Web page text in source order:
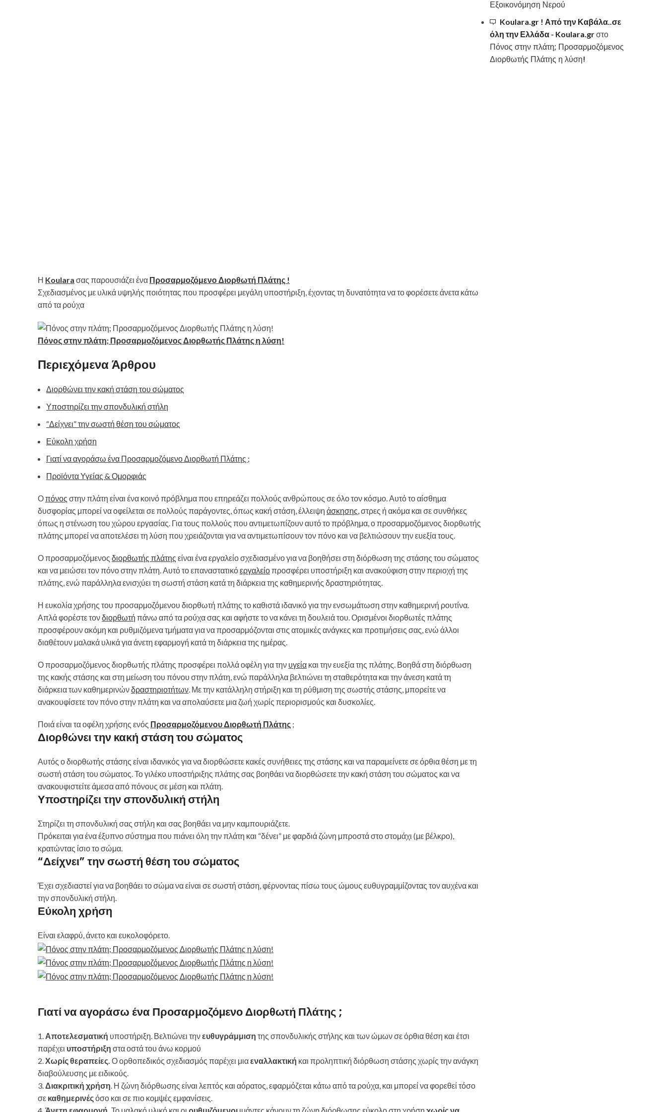
Η Koulara σας παρουσιάζει ένα Προσαρμοζόμενο Διορθωτή Πλάτης !
Σχεδιασμένος με υλικά υψηλής ποιότητας που προσφέρει μεγάλη υποστήριξη, έχοντας τη δυνατότητα να το φορέσετε άνετα κάτω
από τα ρούχα
Πόνος στην πλάτη; Προσαρμοζόμενος Διορθωτής Πλάτης η λύση!
Περιεχόμενα Άρθρου
Διορθώνει την κακή στάση του σώματος
Υποστηρίζει την σπονδυλική στήλη
“Δείχνει” την σωστή θέση του σώματος
Εύκολη χρήση
Γιατί να αγοράσω ένα Προσαρμοζόμενο Διορθωτή Πλάτης ;
Προϊόντα Υγείας & Ομορφιάς
Οπόνος στην πλάτη είναι ένα κοινό πρόβλημα που επηρεάζει πολλούς ανθρώπους σε όλο τον κόσμο. Αυτό το αίσθημα
δυσφορίας μπορεί να οφείλεται σε πολλούς παράγοντες, όπως κακή στάση, έλλειψη άσκησης, στρες ή ακόμα και σε συνθήκες
όπως η στένωση του χώρου εργασίας. Για τους πολλούς που αντιμετωπίζουν αυτό το πρόβλημα, ο προσαρμοζόμενος διορθωτής
πλάτης μπορεί να αποτελέσει τη λύση που χρειάζονται για να αντιμετωπίσουν τον πόνο και να βελτιώσουν την ευεξία τους.
Ο προσαρμοζόμενος διορθωτής πλάτης είναι ένα εργαλείο σχεδιασμένο για να βοηθήσει στη διόρθωση της στάσης του σώματος
και να μειώσει τον πόνο στην πλάτη. Αυτό το επαναστατικόεργαλείοπροσφέρει υποστήριξη και ανακούφιση στην περιοχή της
πλάτης, ενώ παράλληλα ενισχύει τη σωστή στάση κατά τη διάρκεια της καθημερινής δραστηριότητας.
Η ευκολία χρήσης του προσαρμοζόμενου διορθωτή πλάτης το καθιστά ιδανικό για την ενσωμάτωση στην καθημερινή ρουτίνα.
Απλά φορέστε τονδιορθωτή πάνω από τα ρούχα σας και αφήστε το να κάνει τη δουλειά του. Ορισμένοι διορθωτές πλάτης
προσφέρουν ακόμη και ρυθμιζόμενα τμήματα για να προσαρμόζονται στις ατομικές ανάγκες και προτιμήσεις σας, ενώ άλλοι
διαθέτουν μαλακά υλικά για άνετη εφαρμογή κατά τη διάρκεια της ημέρας.
Ο προσαρμοζόμενος διορθωτής πλάτης προσφέρει πολλά οφέλη για την υγεία και την ευεξία της πλάτης. Βοηθά στη διόρθωση
της κακής στάσης και στη μείωση του πόνου στην πλάτη, ενώ παράλληλα βελτιώνει τη σταθερότητα και την άνεση κατά τη
διάρκεια των καθημερινώνδραστηριοτήτων. Με την κατάλληλη στήριξη και τη ρύθμιση της σωστής στάσης, μπορείτε να
ανακουφίσετε τον πόνο στην πλάτη και να απολαύσετε μια ζωή χωρίς περιορισμούς και δυσκολίες.
Ποιά είναι τα οφέλη χρήσης ενός Προσαρμοζόμενου Διορθωτή Πλάτης ;
Διορθώνει την κακή στάση του σώματος
Αυτός ο διορθωτής στάσης είναι ιδανικός για να διορθώσετε κακές συνήθειες της στάσης και να παραμείνετε σε όρθια θέση με τη
σωστή στάση του σώματος. Το γιλέκο υποστήριξης πλάτης σας βοηθάει να διορθώσετε την κακή στάση του σώματος και να
ανακουφιστείτε άμεσα από πόνους σε μέση και πλάτη.
Υποστηρίζει την σπονδυλική στήλη
Στηρίζει τη σπονδυλική σας στήλη και σας βοηθάει να μην καμπουριάζετε.
Πρόκειται για ένα έξυπνο σύστημα που πιάνει όλη την πλάτη και “δένει” με φαρδιά ζώνη μπροστά στο στομάχι (με βέλκρο),
κρατώντας ίσιο το σώμα.
“Δείχνει” την σωστή θέση του σώματος
Έχει σχεδιαστεί για να βοηθάει το σώμα να είναι σε σωστή στάση, φέρνοντας πίσω τους ώμους ευθυγραμμίζοντας τον αυχένα και
την σπονδυλική στήλη.
Εύκολη χρήση
Είναι ελαφρύ, άνετο και ευκολοφόρετο.
Γιατί να αγοράσω ένα Προσαρμοζόμενο Διορθωτή Πλάτης ;
1. Αποτελεσματική υποστήριξη. Βελτιώνει τηνευθυγράμμιση της σπονδυλικής στήλης και των ώμων σε όρθια θέση και έτσι
παρέχει υποστήριξη στα οστά του άνω κορμού
2.Χωρίς θεραπείες. Ο ορθοπεδικός σχεδιασμός παρέχει μιαεναλλακτική και προληπτική διόρθωση στάσης χωρίς την ανάγκη
διαβούλευσης με ειδικούς.
3.Διακριτική χρήση. Η ζώνη διόρθωσης είναι λεπτός και αόρατος, εφαρμόζεται κάτω από τα ρούχα, και μπορεί να φορεθεί τόσο
σε καθημερινέςόσο και σε πιο κομψές εμφανίσεις.
Εξοικονόμηση Νερού
Koulara.gr ! Από την Καβάλα..σε
όλη την Ελλάδα - Koulara.grστο
Πόνος στην πλάτη; Προσαρμοζόμενος
Διορθωτής Πλάτης η λύση!